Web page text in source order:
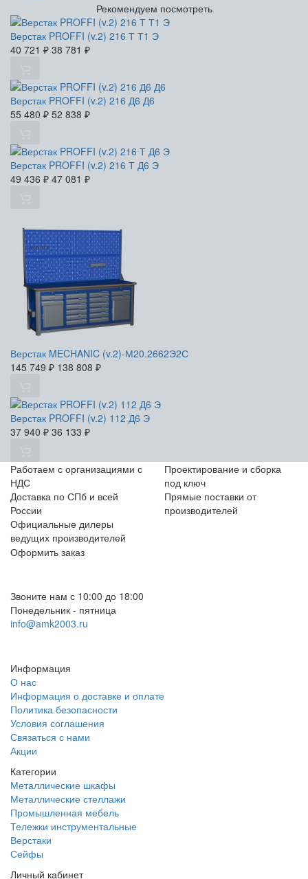
Рекомендуем посмотреть
Верстак PROFFI (v.2) 216 Т Т1 Э
40 721 ₽ 38 781 ₽
Верстак PROFFI (v.2) 216 Д6 Д6
55 480 ₽ 52 838 ₽
Верстак PROFFI (v.2) 216 Т Д6 Э
49 436 ₽ 47 081 ₽
Верстак MECHANIC (v.2)-М20.2662Э2С
145 749 ₽ 138 808 ₽
Верстак PROFFI (v.2) 112 Д6 Э
37 940 ₽ 36 133 ₽
Работаем с организациями с
НДС
Проектирование и сборка
под ключ
Доставка по СПб и всей
России
Прямые поставки от
производителей
Официальные дилеры
ведущих производителей
Оформить заказ
Звоните нам с 10:00 до 18:00
Понедельник - пятница
info@amk2003.ru
Информация
О нас
Информация о доставке и оплате
Политика безопасности
Условия соглашения
Связаться с нами
Акции
Категории
Металлические шкафы
Металлические стеллажи
Промышленная мебель
Тележки инструментальные
Верстаки
Сейфы
Личный кабинет